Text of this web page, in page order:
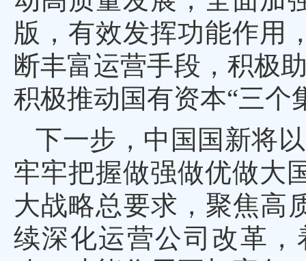
版，有效发挥功能作用
断丰富运营手段，积极
积极推动国有资本“三个
下一步，中国国新将
牢牢把握做强做优做大
大战略总要求，聚焦高
续深化运营公司改革